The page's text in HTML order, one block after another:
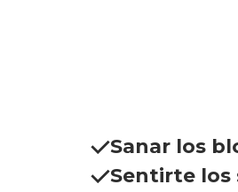
Sanar los
Sentirte los